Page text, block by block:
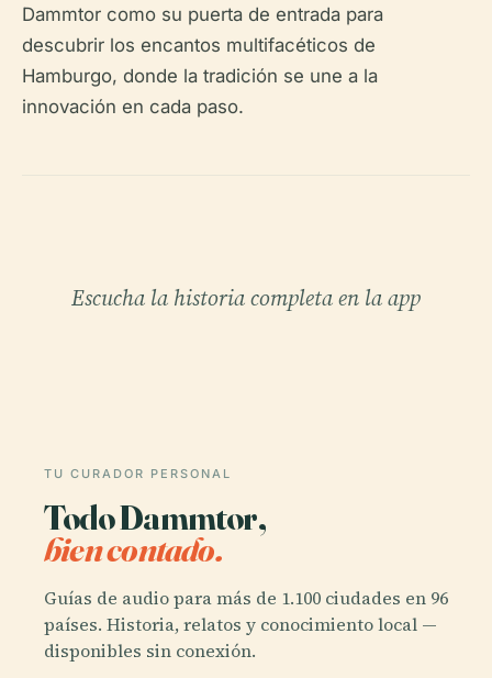
Dammtor como su puerta de entrada para
descubrir los encantos multifacéticos de
Hamburgo, donde la tradición se une a la
innovación en cada paso.
Escucha la historia completa en la app
TU CURADOR PERSONAL
Todo Dammtor,
bien contado.
Guías de audio para más de 1.100 ciudades en 96
países. Historia, relatos y conocimiento local —
disponibles sin conexión.